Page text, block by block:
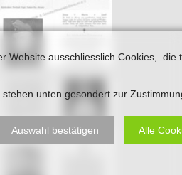
Website ausschliesslich Cookies, die
unten gesondert zur
Auswahl bestätigen Alle